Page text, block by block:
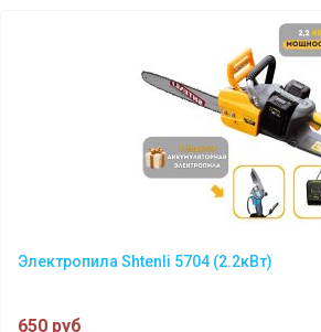
Электропила Shtenli 5704 (2.2кВт)
650 руб